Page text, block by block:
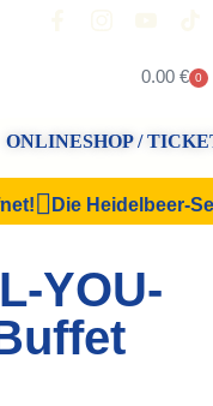
0.00 € 0
ONLINESHOP /
Die Heidelbeer-
YOU-